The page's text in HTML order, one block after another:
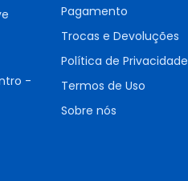
-
Pagamento
Trocas e Devoluções
Política de Privacidade
Termos de Uso
Sobre nós